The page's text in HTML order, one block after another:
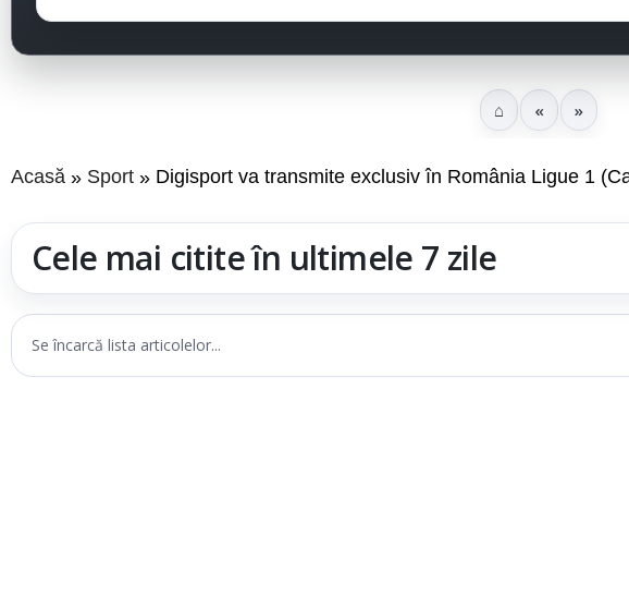
⌂ « »
Acasă Sport Digisport va transmite exclusiv în România Ligue 1
Cele mai citite în ultimele 7 zile
Se încarcă lista articolelor...